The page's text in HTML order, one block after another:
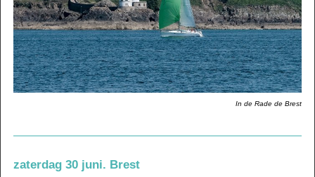
In de Rade de Brest
zaterdag 30 juni. Brest